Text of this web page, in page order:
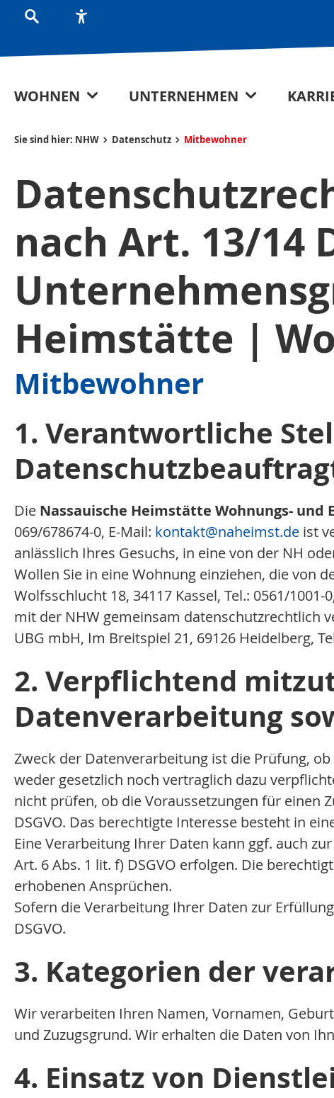
WOHNEN UNTERNEHMEN
Sie sind hier: NHW Datenschutz Mitbewohner
nach Art. 13/14
Heimstätte |
Mitbewohner
1. Verantwortliche
Die Nassauische Heimstätte Wohnungs- und
069/678674-0, E-Mail: kontakt@naheimst.de ist
anlässlich Ihres Gesuchs, in eine von der NH
Wollen Sie in eine Wohnung einziehen, die von
Wolfsschlucht 18, 34117 Kassel, Tel.: 0561/1001-
mit der NHW gemeinsam datenschutzrechtlich
UBG mbH, Im Breitspiel 21, 69126 Heidelberg,
2. Verpflichtend
Datenverarbeitung
Zweck der Datenverarbeitung ist die Prüfung,
weder gesetzlich noch vertraglich dazu
nicht prüfen, ob die Voraussetzungen für einen
DSGVO. Das berechtigte Interesse besteht in
Eine Verarbeitung Ihrer Daten kann ggf. auch
Art. 6 Abs. 1 lit. f) DSGVO erfolgen. Die
erhobenen Ansprüchen.
Sofern die Verarbeitung Ihrer Daten zur
DSGVO.
3. Kategorien der
Wir verarbeiten Ihren Namen, Vornamen,
und Zuzugsgrund. Wir erhalten die Daten von
4. Einsatz von